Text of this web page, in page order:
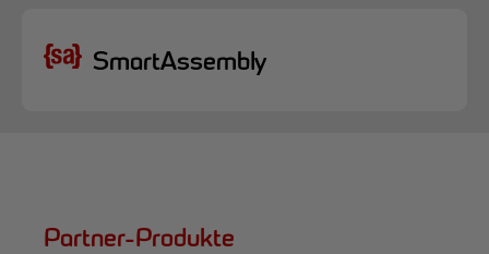
SmartAssembly
Partner-Produkte